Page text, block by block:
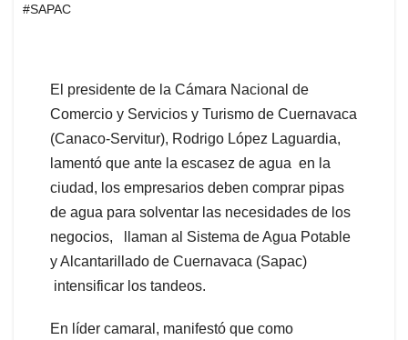
#SAPAC
El presidente de la Cámara Nacional de
Comercio y Servicios y Turismo de Cuernavaca
(Canaco-Servitur), Rodrigo López Laguardia,
lamentó que ante la escasez de agua en la
ciudad, los empresarios deben comprar pipas
de agua para solventar las necesidades de los
negocios, llaman al Sistema de Agua Potable
y Alcantarillado de Cuernavaca (Sapac)
intensificar los tandeos.
En líder camaral, manifestó que como